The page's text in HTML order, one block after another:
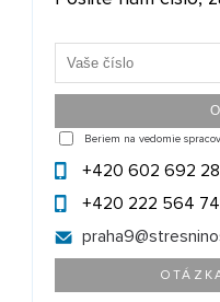
Beriem na vedomie
+420 602 692
+420 222 564
praha9@